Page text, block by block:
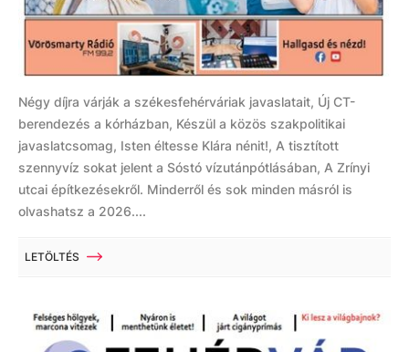
Négy díjra várják a székesfehérváriak javaslatait, Új CT-
berendezés a kórházban, Készül a közös szakpolitikai
javaslatcsomag, Isten éltesse Klára nénit!, A tisztított
szennyvíz sokat jelent a Sóstó vízutánpótlásában, A Zrínyi
utcai építkezésekről. Minderről és sok minden másról is
olvashatsz a 2026....
LETÖLTÉS